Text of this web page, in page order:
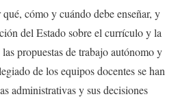
cómo y cuándo debe enseñar, y
del Estado sobre el currículo y la
propuestas de trabajo autónomo y
de los equipos docentes se han
administrativas y sus decisiones